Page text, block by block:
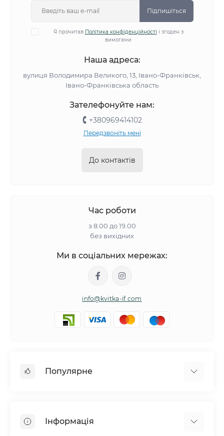
Підпишіться
Я прочитав Політика конфіденційності і згоден з
вимогами
Наша адреса:
вулиця Володимира Великого, 13, Івано-Франківськ,
Івано-Франківська область
Зателефонуйте нам:
+380969414102
Передзвоніть мені
До контактів
Час роботи
з 8.00 до 19.00
без вихідних
Ми в соціальних мережах:
info@kvitka-if.com
Популярне
Вазони
Інформація